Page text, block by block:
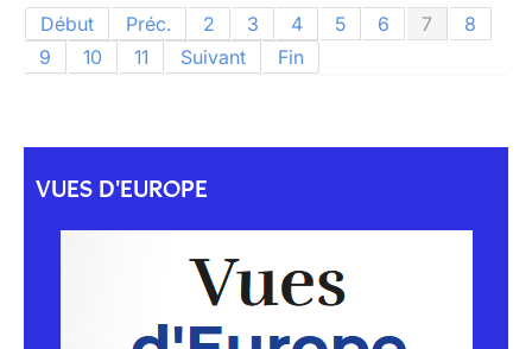
Début Préc. 2 3 4 5 6 7
8
9
10 11 Suivant Fin
VUES D'EUROPE